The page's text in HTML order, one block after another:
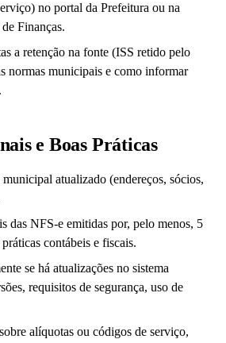
no portal da Prefeitura ou na
Finanças.
a retenção na fonte (ISS retido pelo
normas municipais e como informar
e Boas Práticas
atualizado (endereços, sócios,
das NFS-e emitidas por, pelo menos, 5
contábeis e fiscais.
se há atualizações no sistema
requisitos de segurança, uso de
alíquotas ou códigos de serviço,